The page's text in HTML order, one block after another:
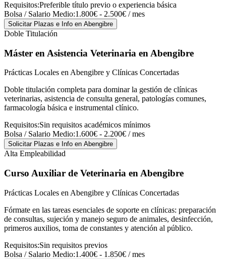
Requisitos:Preferible título previo o experiencia básica
Bolsa / Salario Medio:1.800€ - 2.500€ / mes
Solicitar Plazas e Info en Abengibre
Doble Titulación
Máster en Asistencia Veterinaria en Abengibre
Prácticas Locales en Abengibre y Clínicas Concertadas
Doble titulación completa para dominar la gestión de clínicas
veterinarias, asistencia de consulta general, patologías comunes,
farmacología básica e instrumental clínico.
Requisitos:Sin requisitos académicos mínimos
Bolsa / Salario Medio:1.600€ - 2.200€ / mes
Solicitar Plazas e Info en Abengibre
Alta Empleabilidad
Curso Auxiliar de Veterinaria en Abengibre
Prácticas Locales en Abengibre y Clínicas Concertadas
Fórmate en las tareas esenciales de soporte en clínicas: preparación
de consultas, sujeción y manejo seguro de animales, desinfección,
primeros auxilios, toma de constantes y atención al público.
Requisitos:Sin requisitos previos
Bolsa / Salario Medio:1.400€ - 1.850€ / mes